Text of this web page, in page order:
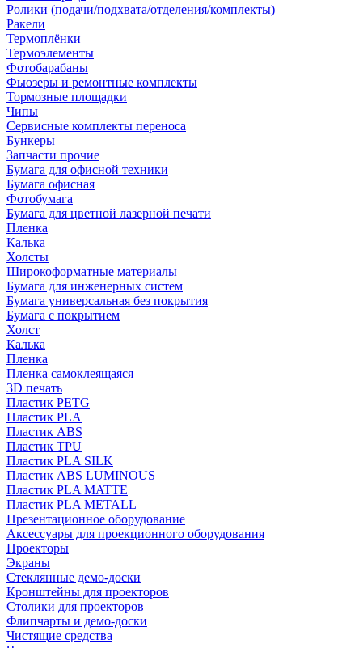
Ролики (подачи/подхвата/отделения/комплекты)
Ракели
Термоплёнки
Термоэлементы
Фотобарабаны
Фьюзеры и ремонтные комплекты
Тормозные площадки
Чипы
Сервисные комплекты переноса
Бункеры
Запчасти прочие
Бумага для офисной техники
Бумага офисная
Фотобумага
Бумага для цветной лазерной печати
Пленка
Калька
Холсты
Широкоформатные материалы
Бумага для инженерных систем
Бумага универсальная без покрытия
Бумага с покрытием
Холст
Калька
Пленка
Пленка самоклеящаяся
3D печать
Пластик PETG
Пластик PLA
Пластик ABS
Пластик TPU
Пластик PLA SILK
Пластик ABS LUMINOUS
Пластик PLA MATTE
Пластик PLA METALL
Презентационное оборудование
Аксессуары для проекционного оборудования
Проекторы
Экраны
Стеклянные демо-доски
Кронштейны для проекторов
Столики для проекторов
Флипчарты и демо-доски
Чистящие средства